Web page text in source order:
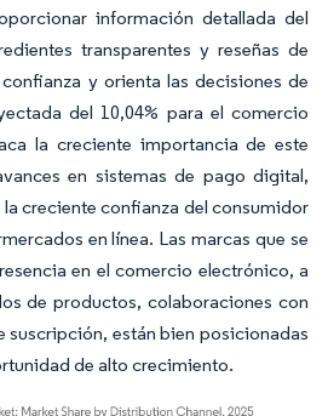
información detallada del
transparentes y reseñas de
y orienta las decisiones de
del 10,04% para el comercio
la creciente importancia de este
en sistemas de pago digital,
creciente confianza del consumidor
en línea. Las marcas que se
en el comercio electrónico, a
de productos, colaboraciones con
suscripción, están bien posicionadas
de alto crecimiento.